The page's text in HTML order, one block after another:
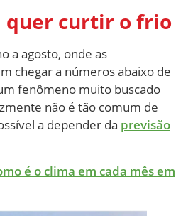
quer curtir o frio
a agosto, onde as
chegar a números abaixo de
fenômeno muito buscado
não é tão comum de
a depender da previsão
é o clima em cada mês em